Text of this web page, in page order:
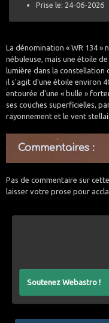
Prise le: 24-06-2026
La dénomination « WR 134 »
nébuleuse, mais une étoile
lumière dans la constellation
il s'agit d'une étoile environ
entourée d'une « bulle »
ses couches superficielles,
rayonnement et le vent
Commentaires :
Pas de commentaire sur
laisser votre prose pour
Soutenez Webastro !